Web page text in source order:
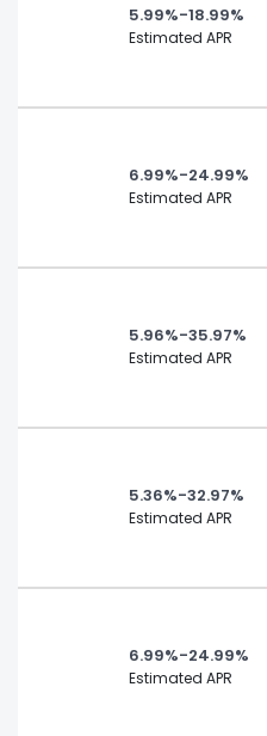
5.99%-18.99%
Estimated APR
6.99%-24.99%
Estimated APR
5.96%-35.97%
Estimated APR
5.36%-32.97%
Estimated APR
6.99%-24.99%
Estimated APR